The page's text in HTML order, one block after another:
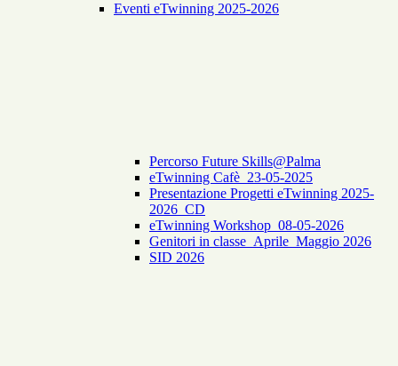
Eventi eTwinning 2025-2026
Percorso Future Skills@Palma
eTwinning Cafè_23-05-2025
Presentazione Progetti eTwinning 2025-
2026_CD
eTwinning Workshop_08-05-2026
Genitori in classe_Aprile_Maggio 2026
SID 2026